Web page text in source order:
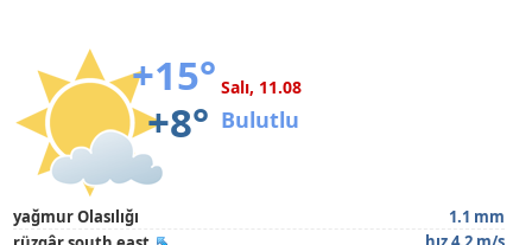
+15°
+8°
Salı, 11.08
Bulutlu
yağmur Olasılığı
1.1 mm